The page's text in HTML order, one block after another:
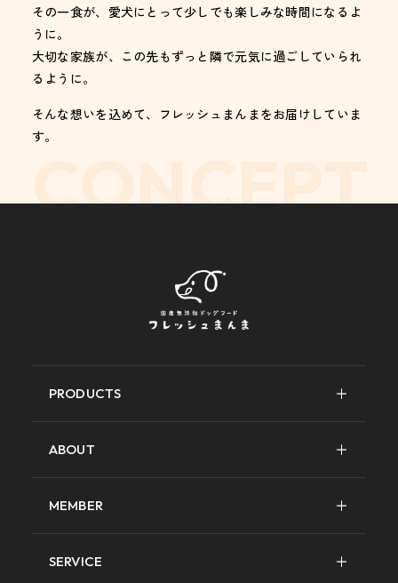
その一食が、愛犬にとって少しでも楽しみな時間になるよ
うに。
大切な家族が、この先もずっと隣で元気に過ごしていられ
るように。
そんな想いを込めて、フレッシュまんまをお届けしていま
す。
CONCEPT
PRODUCTS
ABOUT
MEMBER
SERVICE